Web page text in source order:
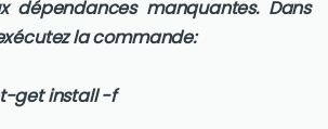
dépendances manquantes. Dans
la commande:
get install -f